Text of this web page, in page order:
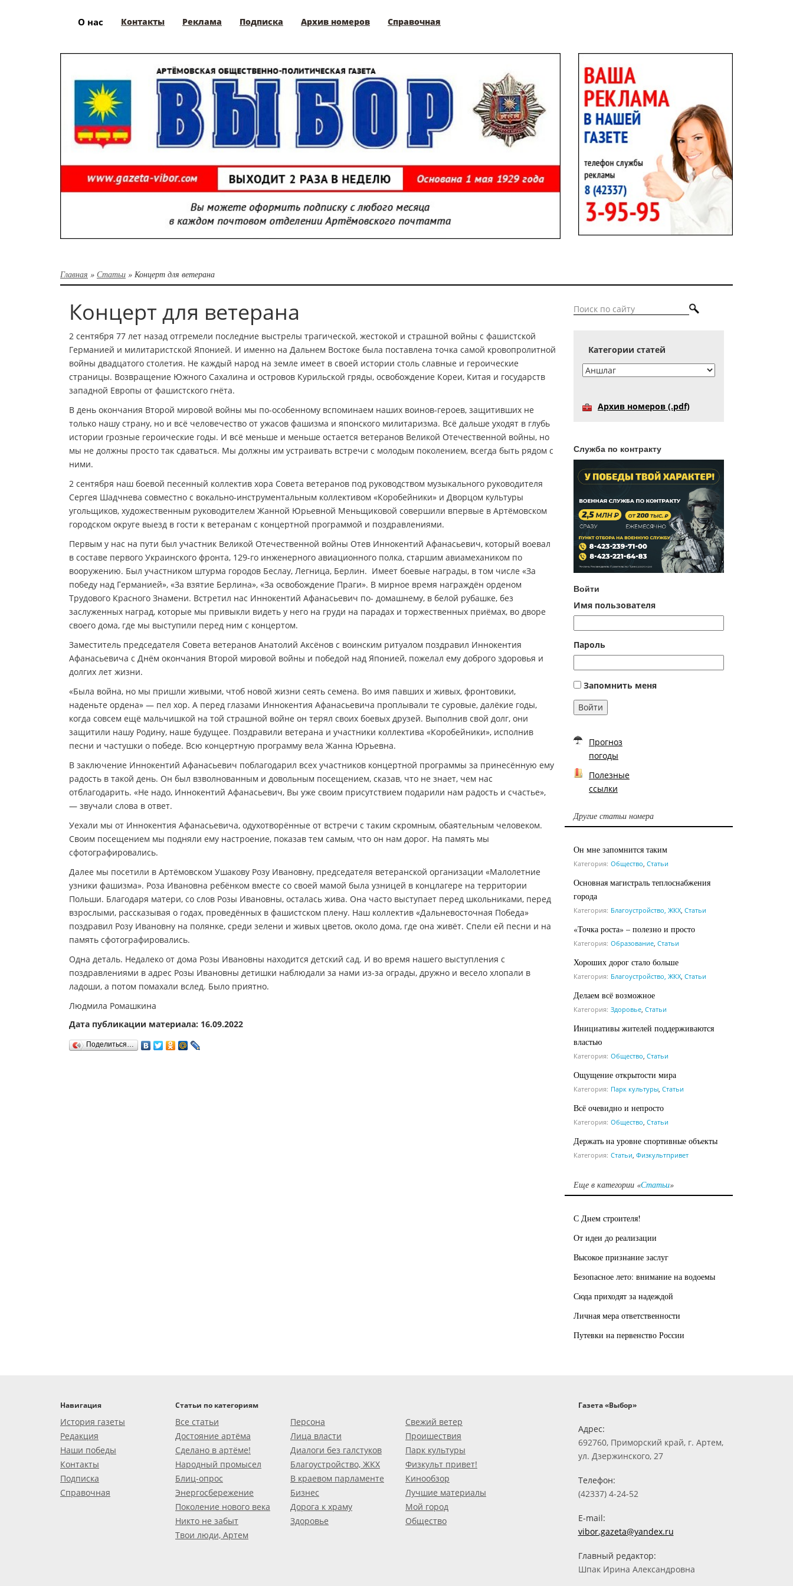
О нас Контакты Реклама Подписка Архив номеров Справочная
Главная » Статьи » Концерт для ветерана
Концерт для ветерана
2 сентября 77 лет назад отгремели последние выстрелы трагической, жестокой и страшной войны с фашистской
Германией и милитаристской Японией. И именно на Дальнем Востоке была поставлена точка самой кровопролитной
войны двадцатого столетия. Не каждый народ на земле имеет в своей истории столь славные и героические
страницы. Возвращение Южного Сахалина и островов Курильской гряды, освобождение Кореи, Китая и государств
западной Европы от фашистского гнёта.
В день окончания Второй мировой войны мы по-особенному вспоминаем наших воинов-героев, защитивших не
только нашу страну, но и всё человечество от ужасов фашизма и японского милитаризма. Всё дальше уходят в глубь
истории грозные героические годы. И всё меньше и меньше остается ветеранов Великой Отечественной войны, но
мы не должны просто так сдаваться. Мы должны им устраивать встречи с молодым поколением, всегда быть рядом с
ними.
2 сентября наш боевой песенный коллектив хора Совета ветеранов под руководством музыкального руководителя
Сергея Шадчнева совместно с вокально-инструментальным коллективом «Коробейники» и Дворцом культуры
угольщиков, художественным руководителем Жанной Юрьевной Меньщиковой совершили впервые в Артёмовском
городском округе выезд в гости к ветеранам с концертной программой и поздравлениями.
Первым у нас на пути был участник Великой Отечественной войны Отев Иннокентий Афанасьевич, который воевал
в составе первого Украинского фронта, 129-го инженерного авиационного полка, старшим авиамехаником по
вооружению. Был участником штурма городов Беслау, Легница, Берлин. Имеет боевые награды, в том числе «За
победу над Германией», «За взятие Берлина», «За освобождение Праги». В мирное время награждён орденом
Трудового Красного Знамени. Встретил нас Иннокентий Афанасьевич по- домашнему, в белой рубашке, без
заслуженных наград, которые мы привыкли видеть у него на груди на парадах и торжественных приёмах, во дворе
своего дома, где мы выступили перед ним с концертом.
Заместитель председателя Совета ветеранов Анатолий Аксёнов с воинским ритуалом поздравил Иннокентия
Афанасьевича с Днём окончания Второй мировой войны и победой над Японией, пожелал ему доброго здоровья и
долгих лет жизни.
«Была война, но мы пришли живыми, чтоб новой жизни сеять семена. Во имя павших и живых, фронтовики,
наденьте ордена» — пел хор. А перед глазами Иннокентия Афанасьевича проплывали те суровые, далёкие годы,
когда совсем ещё мальчишкой на той страшной войне он терял своих боевых друзей. Выполнив свой долг, они
защитили нашу Родину, наше будущее. Поздравили ветерана и участники коллектива «Коробейники», исполнив
песни и частушки о победе. Всю концертную программу вела Жанна Юрьевна.
В заключение Иннокентий Афанасьевич поблагодарил всех участников концертной программы за принесённую ему
радость в такой день. Он был взволнованным и довольным посещением, сказав, что не знает, чем нас
отблагодарить. «Не надо, Иннокентий Афанасьевич, Вы уже своим присутствием подарили нам радость и счастье»,
— звучали слова в ответ.
Уехали мы от Иннокентия Афанасьевича, одухотворённые от встречи с таким скромным, обаятельным человеком.
Своим посещением мы подняли ему настроение, показав тем самым, что он нам дорог. На память мы
сфотографировались.
Далее мы посетили в Артёмовском Ушакову Розу Ивановну, председателя ветеранской организации «Малолетние
узники фашизма». Роза Ивановна ребёнком вместе со своей мамой была узницей в концлагере на территории
Польши. Благодаря матери, со слов Розы Ивановны, осталась жива. Она часто выступает перед школьниками, перед
взрослыми, рассказывая о годах, проведённых в фашистском плену. Наш коллектив «Дальневосточная Победа»
поздравил Розу Ивановну на полянке, среди зелени и живых цветов, около дома, где она живёт. Спели ей песни и на
память сфотографировались.
Одна деталь. Недалеко от дома Розы Ивановны находится детский сад. И во время нашего выступления с
поздравлениями в адрес Розы Ивановны детишки наблюдали за нами из-за ограды, дружно и весело хлопали в
ладоши, а потом помахали вслед. Было приятно.
Людмила Ромашкина
Дата публикации материала: 16.09.2022
Поделиться…
Категории статей
Архив номеров (.pdf)
Служба по контракту
Войти
Имя пользователя
Пароль
Запомнить меня
Войти
Прогноз
погоды
Полезные
ссылки
Другие статьи номера
Он мне запомнится таким
Категория: Общество Статьи
Основная магистраль теплоснабжения
города
Категория: Благоустройство, ЖКХ Статьи
«Точка роста» – полезно и просто
Категория: Образование Статьи
Хороших дорог стало больше
Категория: Благоустройство, ЖКХ Статьи
Делаем всё возможное
Категория: Здоровье Статьи
Инициативы жителей поддерживаются
властью
Категория: Общество Статьи
Ощущение открытости мира
Категория: Парк культуры Статьи
Всё очевидно и непросто
Категория: Общество Статьи
Держать на уровне спортивные объекты
Категория: Статьи Физкультпривет
Еще в категории «Статьи»
С Днем строителя!
От идеи до реализации
Высокое признание заслуг
Безопасное лето: внимание на водоемы
Сюда приходят за надеждой
Личная мера ответственности
Путевки на первенство России
Навигация
История газеты
Редакция
Наши победы
Контакты
Подписка
Справочная
Статьи по категориям
Все статьи
Достояние артёма
Сделано в артёме!
Народный промысел
Блиц-опрос
Энергосбережение
Поколение нового века
Никто не забыт
Твои люди, Артем
Персона
Лица власти
Диалоги без галстуков
Благоустройство, ЖКХ
В краевом парламенте
Бизнес
Дорога к храму
Здоровье
Свежий ветер
Проишествия
Парк культуры
Физкульт привет!
Кинообзор
Лучшие материалы
Мой город
Общество
Газета «Выбор»
Адрес:
692760, Приморский край, г. Артем,
ул. Дзержинского, 27
Телефон:
(42337) 4-24-52
E-mail:
vibor.gazeta@yandex.ru
Главный редактор:
Шпак Ирина Александровна